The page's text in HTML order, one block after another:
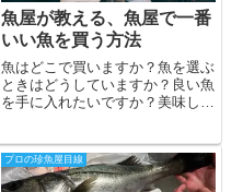
魚屋が教える、魚屋で一番
いい魚を買う方法
魚はどこで買いますか？魚を選ぶ
ときはどうしていますか？良い魚
を手に入れたいですか？美味しい
プロの珍魚屋目線